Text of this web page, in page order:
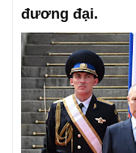
đương đại.